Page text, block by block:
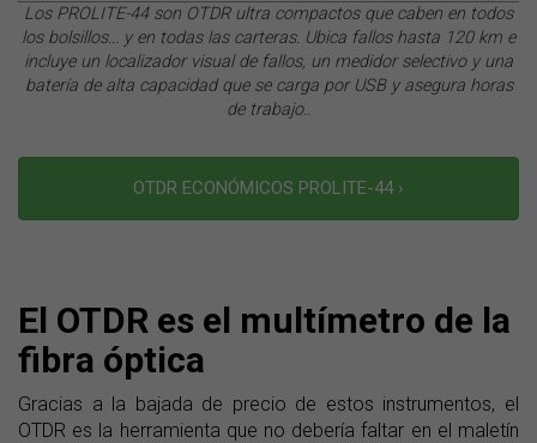
Los PROLITE-44 son OTDR ultra compactos que caben en todos
los bolsillos... y en todas las carteras. Ubica fallos hasta 120 km e
incluye un localizador visual de fallos, un medidor selectivo y una
batería de alta capacidad que se carga por USB y asegura horas
de trabajo..
OTDR ECONÓMICOS PROLITE-44 ›
El OTDR es el multímetro de la
fibra óptica
Gracias a la bajada de precio de estos instrumentos, el
OTDR es la herramienta que no debería faltar en el maletín